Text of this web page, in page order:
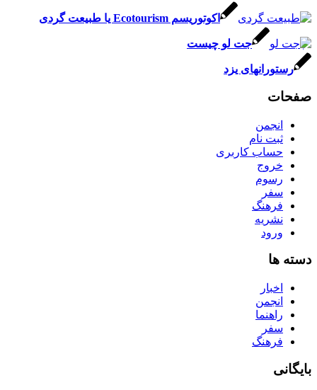
اکوتوریسم Ecotourism یا طبیعت گردی
جت لو چیست
رستورانهای یزد
صفحات
انجمن
ثبت نام
حساب کاربری
خروج
رسوم
سفر
فرهنگ
نشریه
ورود
دسته ها
اخبار
انجمن
راهنما
سفر
فرهنگ
بایگانی